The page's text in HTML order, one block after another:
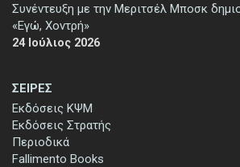
ΣΕΙΡΕΣ
Εκδόσεις ΚΨΜ
Εκδόσεις Στρατής
Περιοδικά
Fallimento Books
Συνέντευξη με την Μεριτσέλ Μποσκ
«Εγώ, Χοντρή»
24 Ιούλιος 2026